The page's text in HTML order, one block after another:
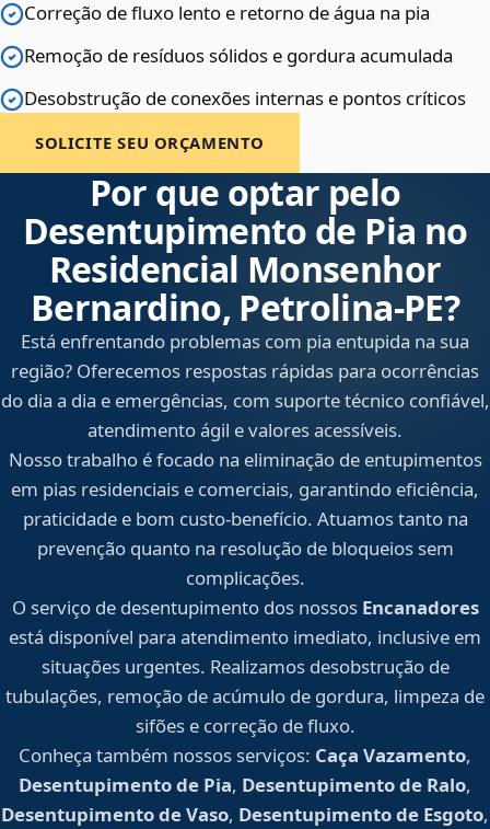
Correção de fluxo lento e retorno de água na pia
Remoção de resíduos sólidos e gordura acumulada
Desobstrução de conexões internas e pontos críticos
SOLICITE SEU ORÇAMENTO
Por que optar pelo
Desentupimento de Pia no
Residencial Monsenhor
Bernardino, Petrolina‑PE?
Está enfrentando problemas com pia entupida na sua
região? Oferecemos respostas rápidas para ocorrências
do dia a dia e emergências, com suporte técnico confiável,
atendimento ágil e valores acessíveis.
Nosso trabalho é focado na eliminação de entupimentos
em pias residenciais e comerciais, garantindo eficiência,
praticidade e bom custo-benefício. Atuamos tanto na
prevenção quanto na resolução de bloqueios sem
complicações.
O serviço de desentupimento dos nossos Encanadores
está disponível para atendimento imediato, inclusive em
situações urgentes. Realizamos desobstrução de
tubulações, remoção de acúmulo de gordura, limpeza de
sifões e correção de fluxo.
Conheça também nossos serviços: Caça Vazamento,
Desentupimento de Pia, Desentupimento de Ralo,
Desentupimento de Vaso, Desentupimento de Esgoto,